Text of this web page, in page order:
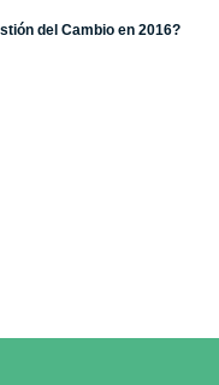
del Cambio en 2016?